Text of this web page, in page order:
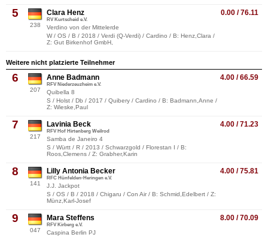
5
238
0.00 / 76.11
Clara Henz
RV Kurtscheid e.V.
Verdino von der Mittelerde
W / OS / B / 2018 / Verdi (Q-Verdi) / Cardino / B: Henz,Clara /
Z: Gut Birkenhof GmbH,
Weitere nicht platzierte Teilnehmer
6
207
4.00 / 66.59
Anne Badmann
RFV Niederzeuzheim e.V.
Quibella 8
S / Holst / Db / 2017 / Quibery / Cardino / B: Badmann,Anne /
Z: Wieske,Paul
7
217
4.00 / 71.23
Lavinia Beck
RFV Hof Hirtenberg Weilrod
Samba de Janeiro 4
S / Württ / R / 2013 / Schwarzgold / Florestan I / B:
Roos,Clemens / Z: Grabher,Karin
8
141
4.00 / 75.81
Lilly Antonia Becker
RFC Hünfelden-Heringen e.V.
J.J. Jackpot
S / OS / B / 2018 / Chigaru / Con Air / B: Schmid,Edelbert / Z:
Münz,Karl-Josef
9
047
8.00 / 70.09
Mara Steffens
RFV Kirberg e.V.
Caspina Berlin PJ